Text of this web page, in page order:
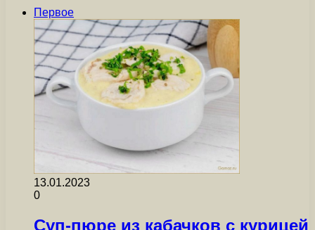
Первое
13.01.2023
0
Суп-пюре из кабачков с курицей